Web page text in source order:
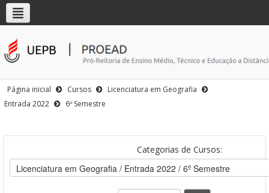
Página inicial Cursos
Licenciatura em Geografia
Entrada 2022
6º Semestre
Categorias de Cursos: